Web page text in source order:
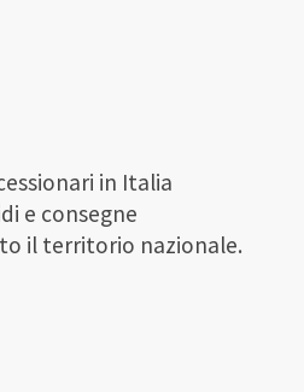
in Italia
e consegne
il territorio nazionale.